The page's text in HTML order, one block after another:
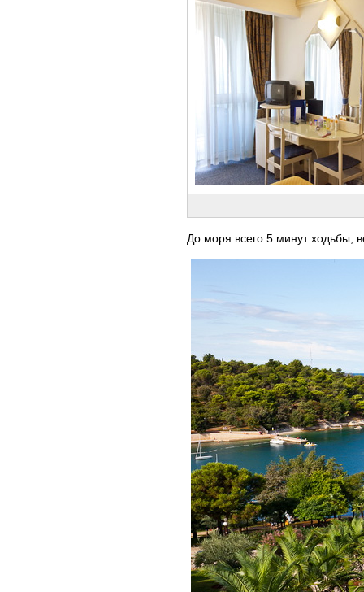
До моря всего 5 минут ходьбы,